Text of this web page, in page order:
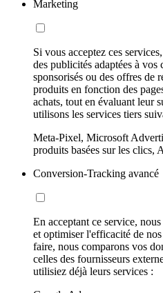
Marketing
Si vous acceptez ces
des publicités adaptées à vos
sponsorisés ou des offres de
produits en fonction des
achats, tout en évaluant leur
utilisons les services tiers
Meta-Pixel, Microsoft
produits basées sur les clics,
Conversion-Tracking avancé
En acceptant ce service,
et optimiser l'efficacité de
faire, nous comparons vos
celles des fournisseurs
utilisiez déjà leurs services :